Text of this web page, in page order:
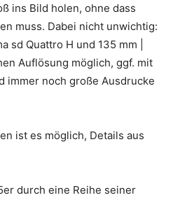
ins Bild holen, ohne dass
muss. Dabei nicht unwichtig:
sd Quattro H und 135 mm |
Auflösung möglich, ggf. mit
immer noch große Ausdrucke
ist es möglich, Details aus
durch eine Reihe seiner